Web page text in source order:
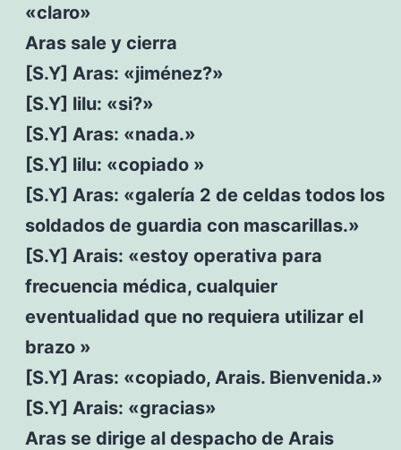
«claro»
Aras sale y cierra
[S.Y] Aras: «jiménez?»
[S.Y] lilu: «si?»
[S.Y] Aras: «nada.»
[S.Y] lilu: «copiado »
[S.Y] Aras: «galería 2 de celdas todos los
soldados de guardia con mascarillas.»
[S.Y] Arais: «estoy operativa para
frecuencia médica, cualquier
eventualidad que no requiera utilizar el
brazo »
[S.Y] Aras: «copiado, Arais. Bienvenida.»
[S.Y] Arais: «gracias»
Aras se dirige al despacho de Arais